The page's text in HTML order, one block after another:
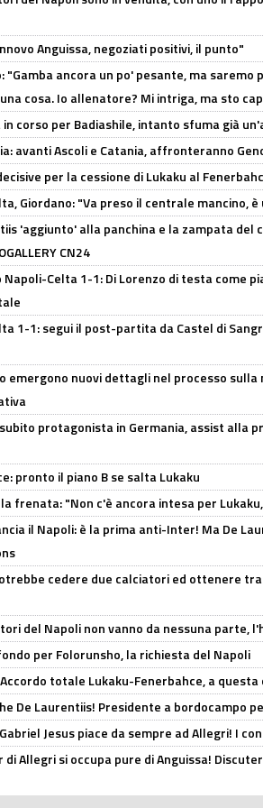
Anguissa, negoziati positivi, il punto"
"Gamba ancora un po' pesante, ma
cosa. Io allenatore? Mi intriga, ma sto
corso per Badiashile, intanto sfuma già
avanti Ascoli e Catania, affronteranno
per la cessione di Lukaku al
Giordano: "Va preso il centrale mancino,
'aggiunto' alla panchina e la zampata del
CN24
Napoli-Celta 1-1: Di Lorenzo di testa come
1-1: segui il post-partita da Castel di
emergono nuovi dettagli nel processo
protagonista in Germania, assist alla
pronto il piano B se salta Lukaku
frenata: "Non c'è ancora intesa per
il Napoli: è la prima anti-Inter! Ma De
cedere due calciatori ed ottenere tra
del Napoli non vanno da nessuna parte,
per Folorunsho, la richiesta del Napoli
totale Lukaku-Fenerbahce, a
De Laurentiis! Presidente a bordocampo
Jesus piace da sempre ad Allegri! I
di Allegri si occupa pure di Anguissa!